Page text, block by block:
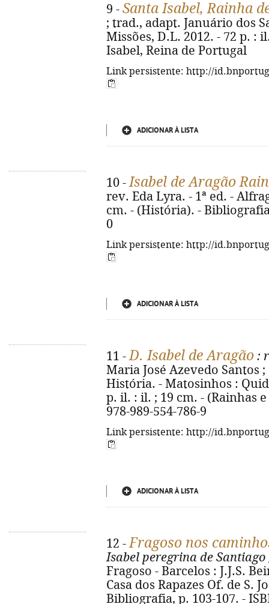
9 - Santa Isabel, Rainha
; trad., adapt. Januário dos
Missões, D.L. 2012. - 72 p. :
Isabel, Reina de Portugal
Link persistente: http://
ADICIONAR À LISTA
10 -Isabel de Aragão
rev. Eda Lyra. - 1ª ed. -
cm. - (História). -
0
Link persistente: http://
ADICIONAR À LISTA
11 -D. Isabel de Aragão :
Maria José Azevedo Santos
História. - Matosinhos :
p. il. : il. ; 19 cm. - (Rainhas
978-989-554-786-9
Link persistente: http://
ADICIONAR À LISTA
12 -Fragoso nos
Isabel peregrina de Santiago
Fragoso - Barcelos : J.J.S.
Casa dos Rapazes Of. de S.
Bibliografia, p. 103-107. -